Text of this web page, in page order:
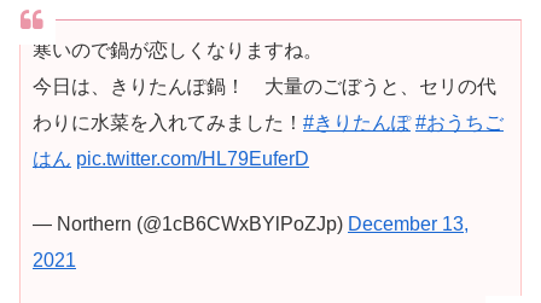
寒いので鍋が恋しくなりますね。
今日は、きりたんぽ鍋！ 大量のごぼうと、セリの代
わりに水菜を入れてみました！ #きりたんぽ #おうちご
はん pic.twitter.com/HL79EuferD
— Northern (@1cB6CWxBYlPoZJp) December 13,
2021